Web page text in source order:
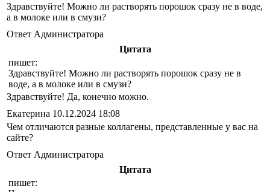
Здравствуйте! Можно ли растворять порошок сразу не в воде,
а в молоке или в смузи?
Ответ Администратора
Цитата
пишет:
Здравствуйте! Можно ли растворять порошок сразу не в
воде, а в молоке или в смузи?
Здравствуйте! Да, конечно можно.
Екатерина 10.12.2024 18:08
Чем отличаются разные коллагены, представленные у вас на
сайте?
Ответ Администратора
Цитата
пишет: